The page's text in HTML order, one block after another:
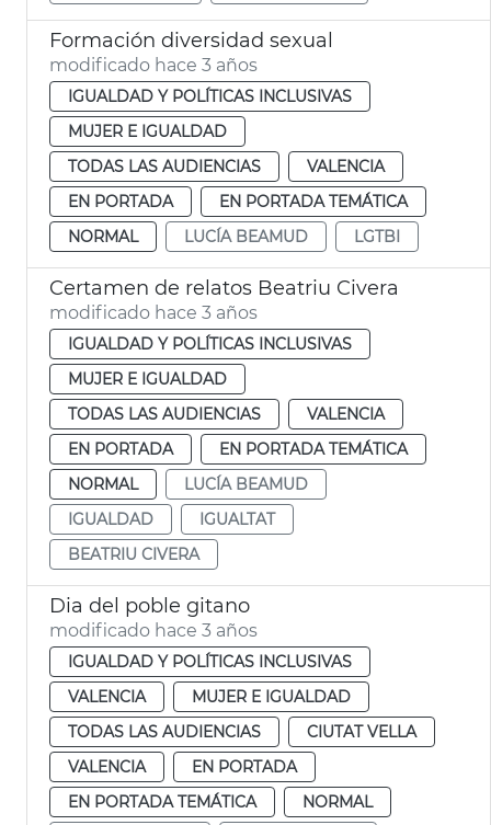
Formación diversidad sexual
modificado hace 3 años
IGUALDAD Y POLÍTICAS INCLUSIVAS
MUJER E IGUALDAD
TODAS LAS AUDIENCIAS
VALENCIA
EN PORTADA
EN PORTADA TEMÁTICA
NORMAL
LUCÍA BEAMUD LGTBI
Certamen de relatos Beatriu Civera
modificado hace 3 años
IGUALDAD Y POLÍTICAS INCLUSIVAS
MUJER E IGUALDAD
TODAS LAS AUDIENCIAS
VALENCIA
EN PORTADA
EN PORTADA TEMÁTICA
NORMAL
LUCÍA BEAMUD
IGUALDAD
IGUALTAT
BEATRIU CIVERA
Dia del poble gitano
modificado hace 3 años
IGUALDAD Y POLÍTICAS INCLUSIVAS
VALENCIA
MUJER E IGUALDAD
TODAS LAS AUDIENCIAS
CIUTAT VELLA
VALENCIA
EN PORTADA
EN PORTADA TEMÁTICA
NORMAL